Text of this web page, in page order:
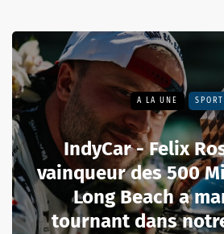
A LA UNE SPORT
IndyCar - Felix
vainqueur des 500
Long Beach a
tournant dans